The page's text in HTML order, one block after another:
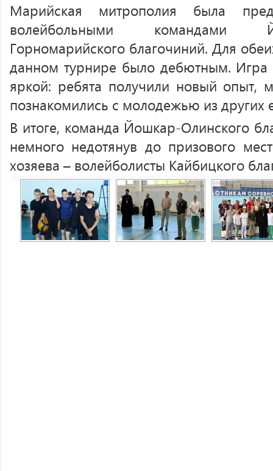
Марийская митрополия была
волейбольными командами
Горномарийского благочиний. Для
данном турнире было дебютным.
яркой: ребята получили новый опыт,
познакомились с молодежью из других
В итоге, команда Йошкар-Олинского
немного недотянув до призового
хозяева – волейболисты Кайбицкого